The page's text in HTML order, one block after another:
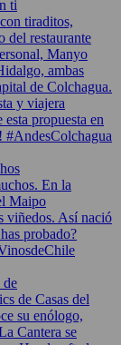
ti
de